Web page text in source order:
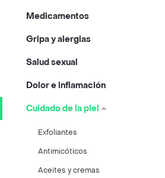
Medicamentos
Gripa y alergias
Salud sexual
Dolor e inflamación
Cuidado de la piel
Exfoliantes
Antimicóticos
Aceites y cremas